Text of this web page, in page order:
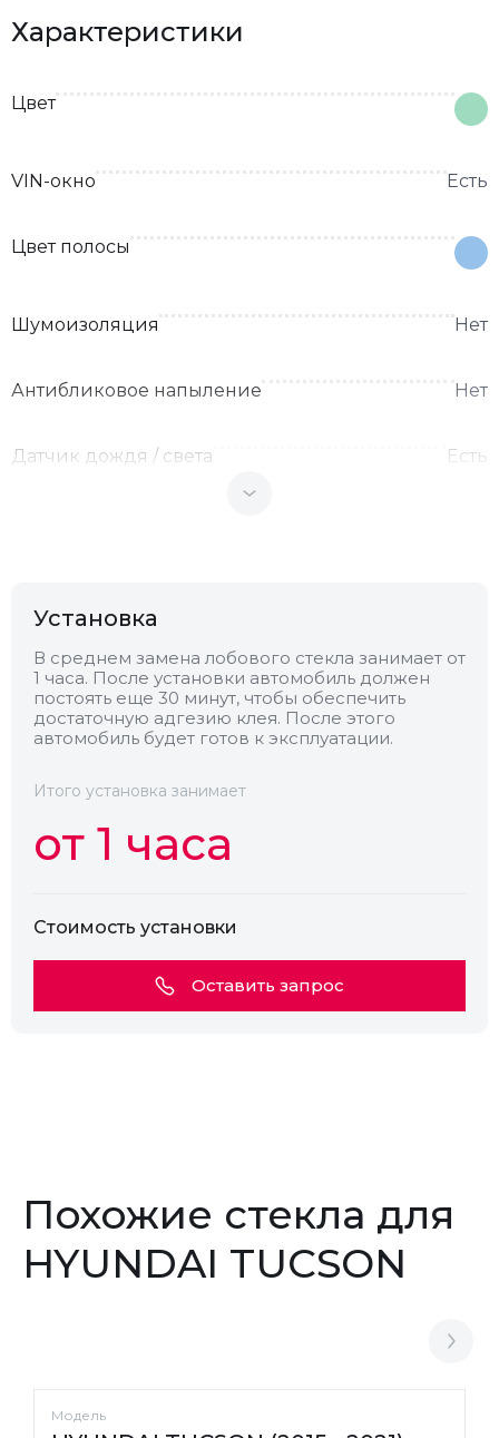
Характеристики
Цвет
VIN-окно Есть
Цвет полосы
Шумоизоляция Нет
Антибликовое напыление Нет
Датчик дождя / света Есть
Теплопоглощающее Нет
Обогрев
Камера
Установка
В среднем замена лобового стекла занимает от
1 часа. После установки автомобиль должен
постоять еще 30 минут, чтобы обеспечить
достаточную адгезию клея. После этого
автомобиль будет готов к эксплуатации.
Итого установка занимает
от 1 часа
Стоимость установки
Оставить запрос
Похожие стекла для
HYUNDAI TUCSON
Модель